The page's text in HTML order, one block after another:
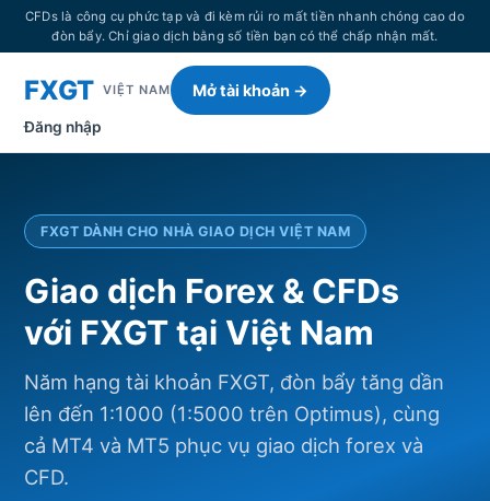
CFDs là công cụ phức tạp và đi kèm rủi ro mất tiền nhanh chóng cao do
đòn bẩy. Chỉ giao dịch bằng số tiền bạn có thể chấp nhận mất.
FXGT VIỆT NAM
Đăng nhập
Mở tài khoản →
FXGT DÀNH CHO NHÀ GIAO DỊCH VIỆT NAM
Giao dịch Forex & CFDs
với FXGT tại Việt Nam
Năm hạng tài khoản FXGT, đòn bẩy tăng dần
lên đến 1:1000 (1:5000 trên Optimus), cùng
cả MT4 và MT5 phục vụ giao dịch forex và
CFD.